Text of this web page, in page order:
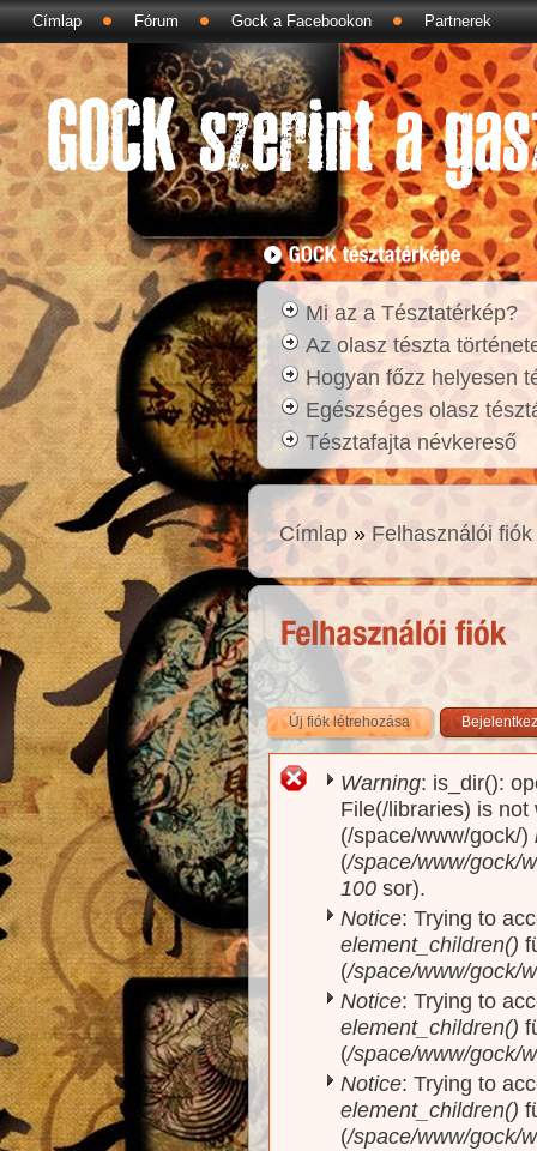
Címlap Fórum Gock a Facebookon Partnerek
Mi az a Tésztatérkép?
Az olasz tészta
Hogyan főzz helyesen
Egészséges olasz
Tésztafajta névkereső
Címlap » Felhasználói fiók
Új fiók létrehozása(aktív fül)
Hibaüzenet
Warning: is_dir():
File(/libraries) is
(/space/www/gock/)
(/space/www/gock/
100 sor).
Notice: Trying to
element_children()
(/space/www/gock/
Notice: Trying to
element_children()
(/space/www/gock/
Notice: Trying to
element_children()
(/space/www/gock/